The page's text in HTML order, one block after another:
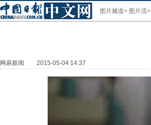
图片频道> 图片流>
网易新闻 2015-05-04 14:37